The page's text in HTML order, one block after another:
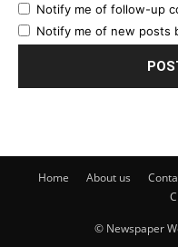
Notify me of follow-up
Notify me of new posts
Home About us
© Newspaper